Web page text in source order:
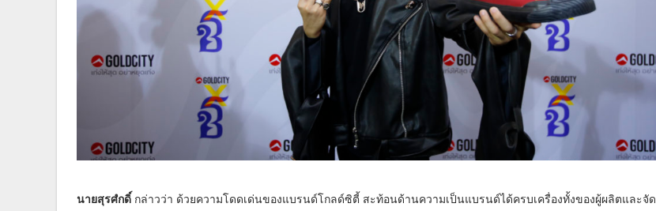
นายสุรศํกดิ์ กล่าวว่า ด้วยความโดดเด่นของแบรนด์โกลด์ซิตี้ สะท้อนด้านความเป็นแบรนด์ได้ครบเครื่องทั้งของผู้ผลิตและจัด